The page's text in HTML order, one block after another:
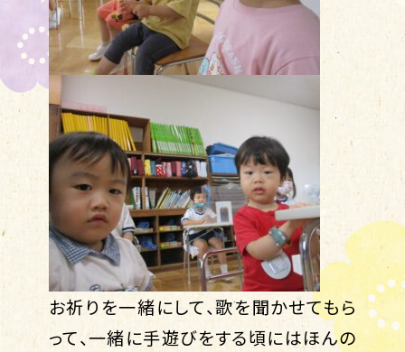
お祈りを一緒にして、歌を聞かせてもら
って、一緒に手遊びをする頃にはほんの